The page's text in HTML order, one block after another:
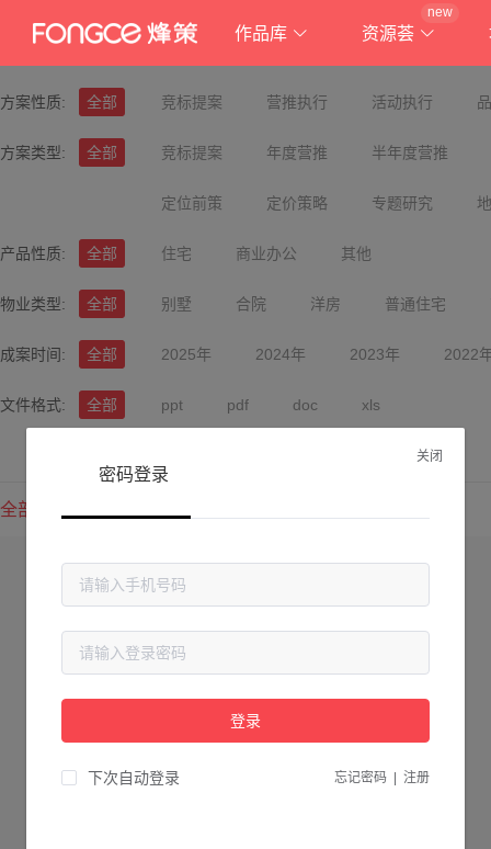
作品库 资源荟
new
方案性质: 全部 竞标提案 营推执行 活动执行
方案类型: 全部 竞标提案 年度营推 半年度营推
定位前策 定价策略 专题研究
产品性质: 全部 住宅 商业办公 其他
物业类型: 全部 别墅 合院 洋房 普通住宅
成案时间: 全部 2025年 2024年 2023年 2022
文件格式: 全部 ppt pdf doc xls
全部方案
关闭
密码登录
登录
下次自动登录 忘记密码 注册